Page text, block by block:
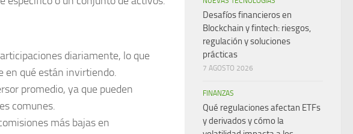
diariamente, lo que
en qué están invirtiendo.
promedio, ya que pueden
comunes.
más bajas en
Desafíos financieros en
Blockchain y fintech: riesgos,
regulación y soluciones
prácticas
7 AGOSTO 2026
FINANZAS
Qué regulaciones afectan ETFs
y derivados y cómo la